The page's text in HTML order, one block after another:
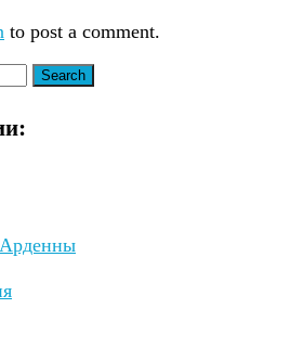
to post a comment.